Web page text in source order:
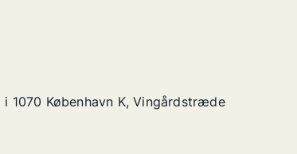
K, Vingårdstræde
1070 København K, Vingårdstræde
1070 København K, Vingårdstræde